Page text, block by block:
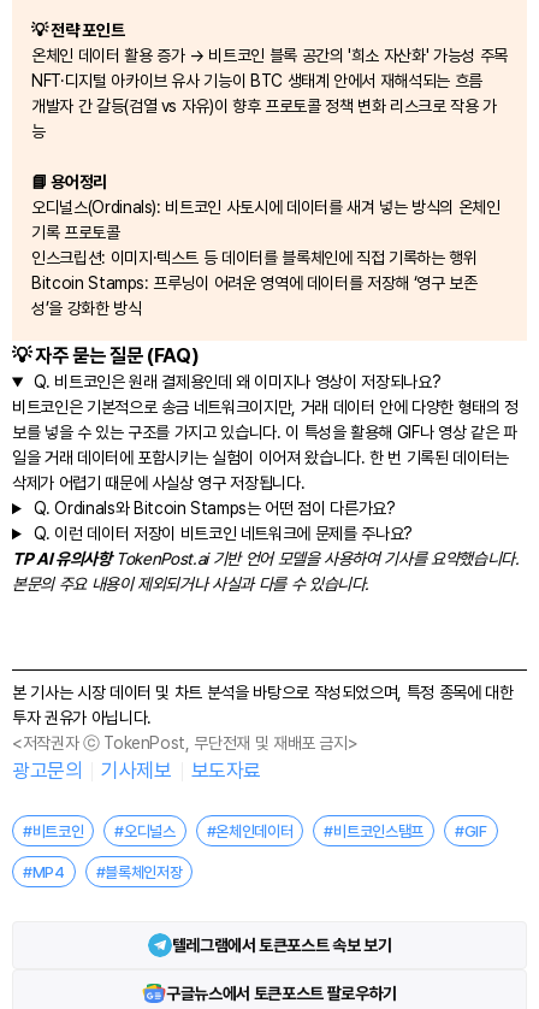
💡 전략 포인트
온체인 데이터 활용 증가 → 비트코인 블록 공간의 '희소 자산화' 가능성 주목
NFT·디지털 아카이브 유사 기능이 BTC 생태계 안에서 재해석되는 흐름
개발자 간 갈등(검열 vs 자유)이 향후 프로토콜 정책 변화 리스크로 작용 가
능
📘 용어정리
오디널스(Ordinals): 비트코인 사토시에 데이터를 새겨 넣는 방식의 온체인
기록 프로토콜
인스크립션: 이미지·텍스트 등 데이터를 블록체인에 직접 기록하는 행위
Bitcoin Stamps: 프루닝이 어려운 영역에 데이터를 저장해 ‘영구 보존
성’을 강화한 방식
💡 자주 묻는 질문 (FAQ)
Q. 비트코인은 원래 결제용인데 왜 이미지나 영상이 저장되나요?
비트코인은 기본적으로 송금 네트워크이지만, 거래 데이터 안에 다양한 형태의 정
보를 넣을 수 있는 구조를 가지고 있습니다. 이 특성을 활용해 GIF나 영상 같은 파
일을 거래 데이터에 포함시키는 실험이 이어져 왔습니다. 한 번 기록된 데이터는
삭제가 어렵기 때문에 사실상 영구 저장됩니다.
Q. Ordinals와 Bitcoin Stamps는 어떤 점이 다른가요?
Q. 이런 데이터 저장이 비트코인 네트워크에 문제를 주나요?
TP AI 유의사항TokenPost.ai 기반 언어 모델을 사용하여 기사를 요약했습니다.
본문의 주요 내용이 제외되거나 사실과 다를 수 있습니다.
본 기사는 시장 데이터 및 차트 분석을 바탕으로 작성되었으며, 특정 종목에 대한
투자 권유가 아닙니다.
<저작권자 ⓒ TokenPost, 무단전재 및 재배포 금지>
광고문의 기사제보 보도자료
#비트코인 #오디널스 #온체인데이터 #비트코인스탬프 #GIF
#MP4 #블록체인저장
텔레그램에서 토큰포스트 속보 보기
구글뉴스에서 토큰포스트 팔로우하기